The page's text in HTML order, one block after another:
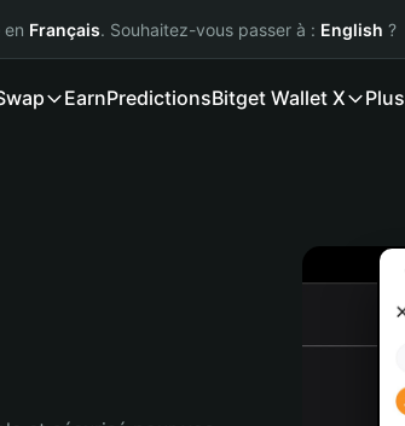
Français. Souhaitez-vous passer à : English ?
EarnPredictionsBitget Wallet X Plus